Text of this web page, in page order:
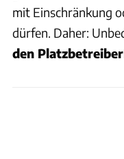
mit Einschränkung
dürfen. Daher:
den